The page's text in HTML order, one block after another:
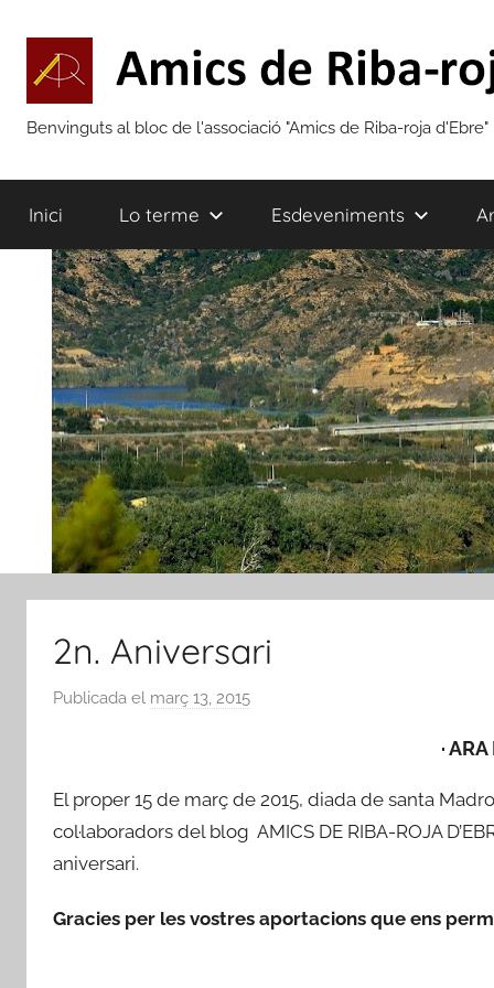
contingut
Amics
de
Riba-
roja
d'Ebre
Benvinguts al bloc de l'associació "Amics de Riba-roja d'Ebre"
Inici Lo terme Esdeveniments
2n. Aniversari
Publicada el març 13, 2015
m
d
·
El proper 15 de març de 2015, diada de santa
col·laboradors del blog AMICS DE RIBA-ROJA
aniversari.
Gracies per les vostres aportacions que ens